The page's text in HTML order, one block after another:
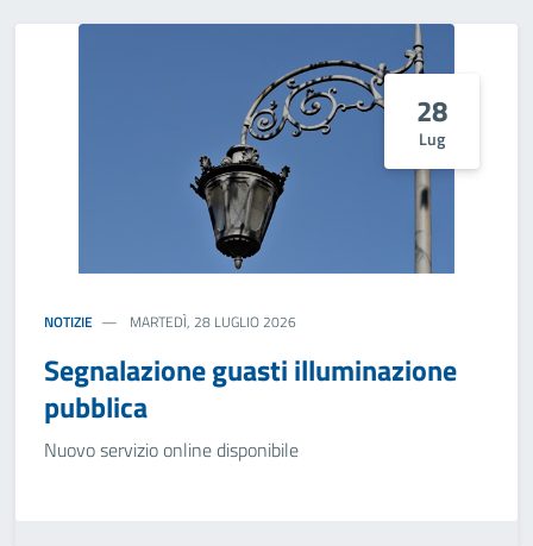
28
Lug
NOTIZIE MARTEDÌ, 28 LUGLIO 2026
Segnalazione guasti illuminazione
pubblica
Nuovo servizio online disponibile